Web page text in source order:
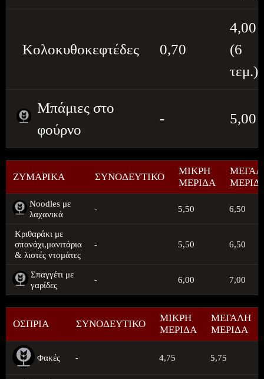
Κολοκυθοκεφτέδες 0,70
4,00
(6
τεμ.)
Μπάμιες στο
φούρνο
- 5,00
ΖΥΜΑΡΙΚΑ ΣΥΝΟΔΕΥΤΙΚΟ
ΜΙΚΡΗ
ΜΕΡΙΔΑ
Noodles με
λαχανικά
- 5,50 6,50
Κριθαράκι με
σπανάχι,μανιτάρια
& λιστές ντομάτες
- 5,50 6,50
Σπαγγέτι με
γαρίδες
- 6,00 7,00
ΟΣΠΡΙΑ ΣΥΝΟΔΕΥΤΙΚΟ
ΜΙΚΡΗ
ΜΕΡΙΔΑ
ΜΕΓΑΛΗ
ΜΕΡΙΔΑ
Φακές - 4,75 5,75